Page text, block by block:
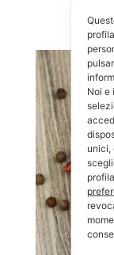
Noi e
unici,